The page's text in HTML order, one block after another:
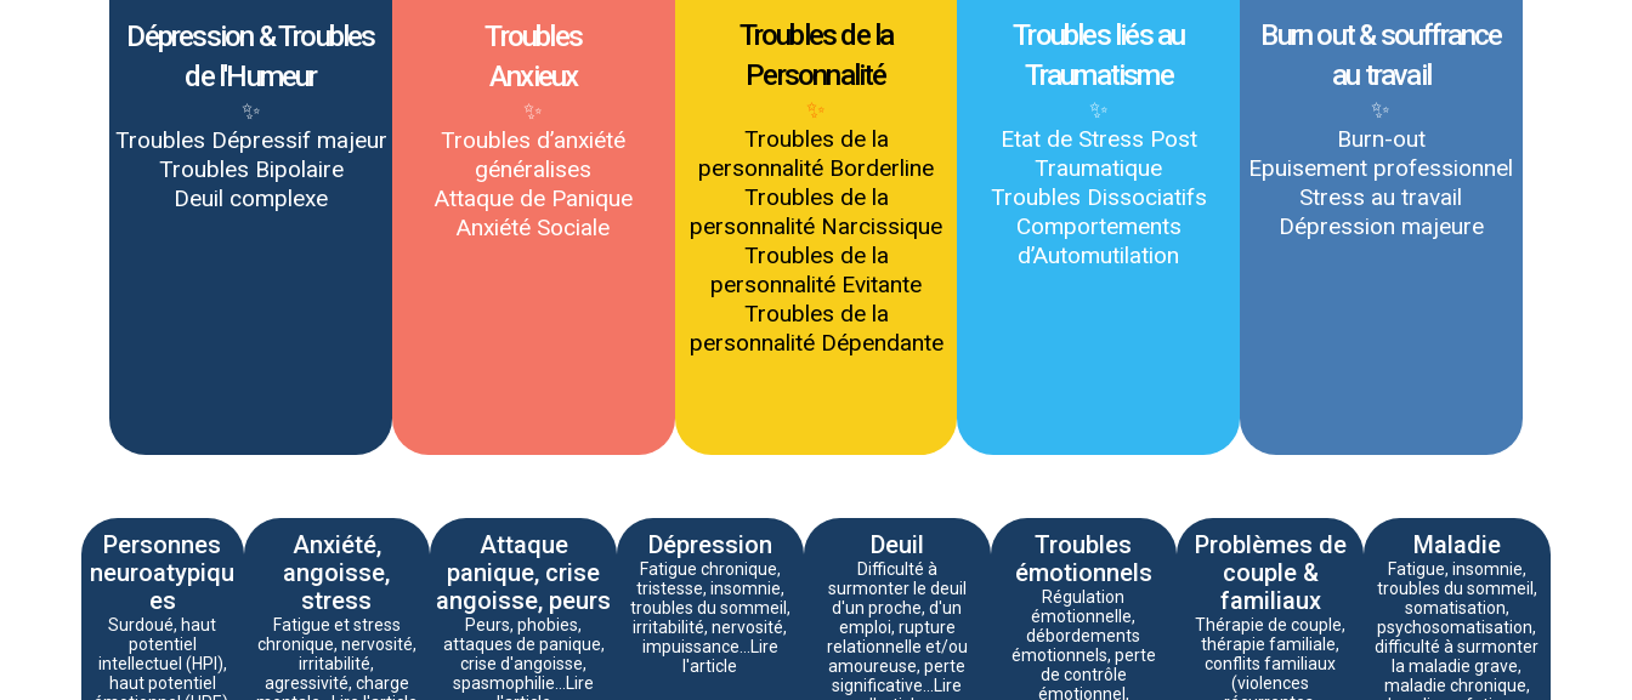
Dépression & Troubles
de l'Humeur
✨
Troubles Dépressif majeur
Troubles Bipolaire
Deuil complexe
Troubles
Anxieux
✨
Troubles d’anxiété
généralises
Attaque de Panique
Anxiété Sociale
Troubles de la
Personnalité
✨
Troubles de la
personnalité Borderline
Troubles de la
personnalité Narcissique
Troubles de la
personnalité Evitante
Troubles de la
personnalité Dépendante
Troubles liés au
Traumatisme
✨
Etat de Stress Post
Traumatique
Troubles Dissociatifs
Comportements
d’Automutilation
Burn out & souffrance
au travail
✨
Burn-out
Epuisement professionnel
Stress au travail
Dépression majeure
Personnes
neuroatypiqu
es
Surdoué, haut
potentiel
intellectuel (HPI),
haut potentiel
Anxiété,
angoisse,
stress
Fatigue et stress
chronique, nervosité,
irritabilité,
agressivité, charge
Attaque
panique, crise
angoisse, peurs
Peurs, phobies,
attaques de panique,
crise d'angoisse,
spasmophilie...Lire
Dépression
Fatigue chronique,
tristesse, insomnie,
troubles du sommeil,
irritabilité, nervosité,
impuissance...Lire
l'article
Deuil
Difficulté à
surmonter le deuil
d'un proche, d'un
emploi, rupture
relationnelle et/ou
amoureuse, perte
significative...Lire
Troubles
émotionnels
Régulation
émotionnelle,
débordements
émotionnels, perte
de contrôle
émotionnel,
Problèmes de
couple &
familiaux
Thérapie de couple,
thérapie familiale,
conflits familiaux
(violences
Maladie
Fatigue, insomnie,
troubles du sommeil,
somatisation,
psychosomatisation,
difficulté à surmonter
la maladie grave,
maladie chronique,